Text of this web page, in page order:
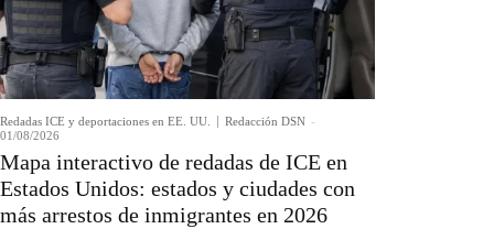
Redadas ICE y deportaciones en EE. UU. Redacción DSN -
01/08/2026
Mapa interactivo de redadas de ICE en
Estados Unidos: estados y ciudades con
más arrestos de inmigrantes en 2026